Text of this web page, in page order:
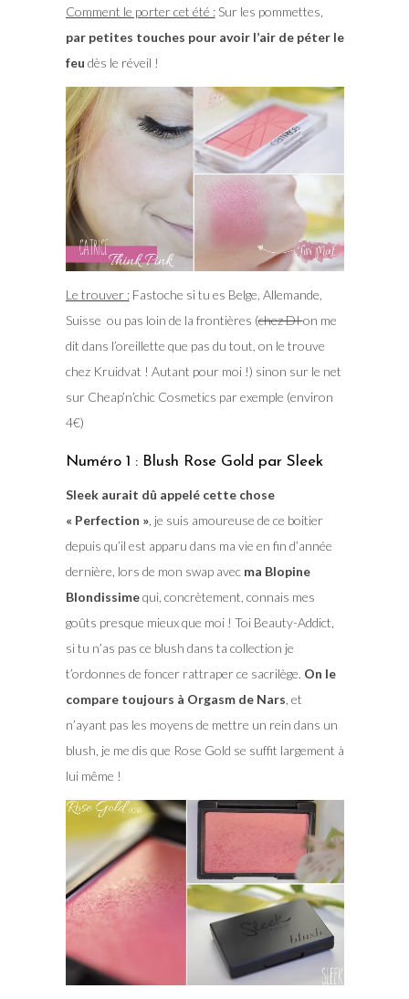
Comment le porter cet été :Sur les pommettes,
par petites touches pour avoir l’air de péter le
feu dès le réveil !
Le trouver :Fastoche si tu es Belge, Allemande,
Suisse ou pas loin de la frontières (chez DIon me
dit dans l’oreillette que pas du tout, on le trouve
chez Kruidvat ! Autant pour moi !) sinon sur le net
sur Cheap’n’chic Cosmetics par exemple (environ
4€)
Numéro 1 : Blush Rose Gold par Sleek
Sleek aurait dû appelé cette chose
« Perfection », je suis amoureuse de ce boitier
depuis qu’il est apparu dans ma vie en fin d’année
dernière, lors de mon swap avec ma Blopine
Blondissimequi, concrètement, connais mes
goûts presque mieux que moi ! Toi Beauty-Addict,
si tu n’as pas ce blush dans ta collection je
t’ordonnes de foncer rattraper ce sacrilège. On le
compare toujours à Orgasm de Nars , et
n’ayant pas les moyens de mettre un rein dans un
blush, je me dis que Rose Gold se suffit largement à
lui même !